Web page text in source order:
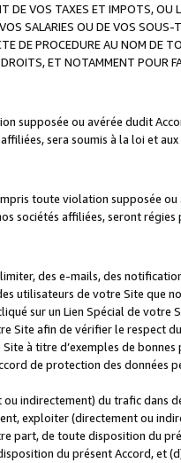
DE VOS TAXES ET IMPOTS, OU
SALARIES OU DE VOS
DE PROCEDURE AU NOM DE
ET NOTAMMENT POUR
supposée ou avérée dudit
sera soumis à la loi et
toute violation supposée
sociétés affiliées, seront
des e-mails, des
utilisateurs de votre Site que
sur un Lien Spécial de votre
Site afin de vérifier le respect
à titre d’exemples de bonnes
de protection des données
indirectement) du trafic dans
exploiter (directement ou
part, de toute disposition du
du présent Accord, et